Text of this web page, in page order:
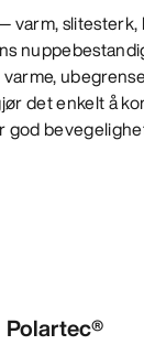
det enkelt å
god
Polartec®